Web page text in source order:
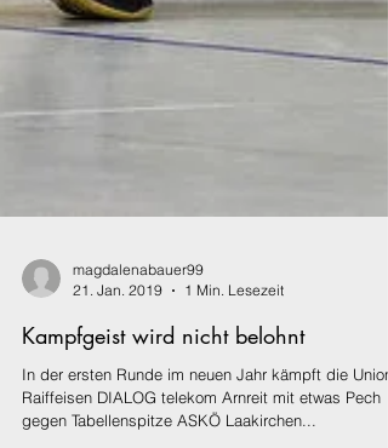
21. Jan. 2019
1 Min. Lesezeit
Kampfgeist wird nicht belohnt
In der ersten Runde im neuen Jahr kämpft die Union